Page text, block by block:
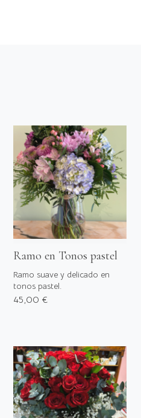
Ramo en Tonos pastel
Ramo suave y delicado en
tonos pastel.
45,00 €